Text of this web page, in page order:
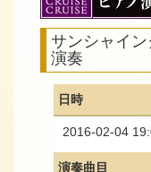
サンシャイ
演奏
日時
2016-02-04
演奏曲目